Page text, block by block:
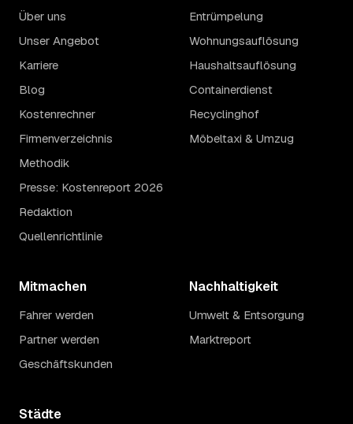
Über uns
Unser Angebot
Karriere
Blog
Kostenrechner
Firmenverzeichnis
Methodik
Presse: Kostenreport 2026
Redaktion
Quellenrichtlinie
Entrümpelung
Wohnungsauflösung
Haushaltsauflösung
Containerdienst
Recyclinghof
Möbeltaxi & Umzug
Mitmachen
Fahrer werden
Partner werden
Geschäftskunden
Nachhaltigkeit
Umwelt & Entsorgung
Marktreport
Städte